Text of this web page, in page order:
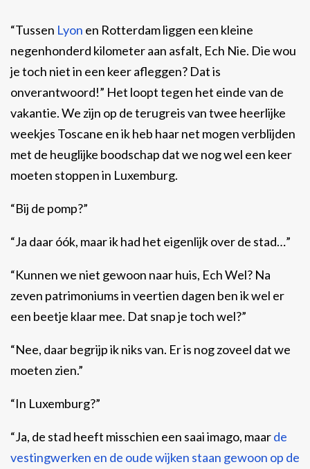
“Tussen Lyon en Rotterdam liggen een kleine
negenhonderd kilometer aan asfalt, Ech Nie. Die wou
je toch niet in een keer afleggen? Dat is
onverantwoord!” Het loopt tegen het einde van de
vakantie. We zijn op de terugreis van twee heerlijke
weekjes Toscane en ik heb haar net mogen verblijden
met de heuglijke boodschap dat we nog wel een keer
moeten stoppen in Luxemburg.
“Bij de pomp?”
“Ja daar óók, maar ik had het eigenlijk over de stad…”
“Kunnen we niet gewoon naar huis, Ech Wel? Na
zeven patrimoniums in veertien dagen ben ik wel er
een beetje klaar mee. Dat snap je toch wel?”
“Nee, daar begrijp ik niks van. Er is nog zoveel dat we
moeten zien.”
“In Luxemburg?”
“Ja, de stad heeft misschien een saai imago, maarde
vestingwerken en de oude wijken staan gewoon op de